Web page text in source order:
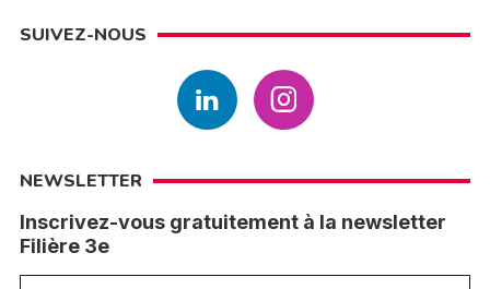
SUIVEZ-NOUS
NEWSLETTER
Inscrivez-vous gratuitement à la newsletter
Filière 3e